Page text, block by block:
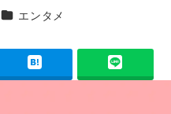
カテゴリー
エンタメ